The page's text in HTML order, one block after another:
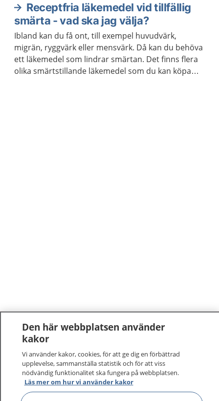
Receptfria läkemedel vid tillfällig
smärta - vad ska jag välja?
Ibland kan du få ont, till exempel huvudvärk,
migrän, ryggvärk eller mensvärk. Då kan du behöva
ett läkemedel som lindrar smärtan. Det finns flera
olika smärtstillande läkemedel som du kan köpa
1177 –tryggt om din hälsa och vård
På 1177.se får du råd om hälsa och information om
sjukdomar och vilka mottagningar du kan kontakta.
Logga in för att läsa din journal och göra dina
vårdärenden. Ring telefonnummer 1177 för
Den här webbplatsen använder
kakor
Vi använder kakor, cookies, för att ge dig en förbättrad
upplevelse, sammanställa statistik och för att viss
nödvändig funktionalitet ska fungera på webbplatsen.
Läs mer om hur vi använder kakor